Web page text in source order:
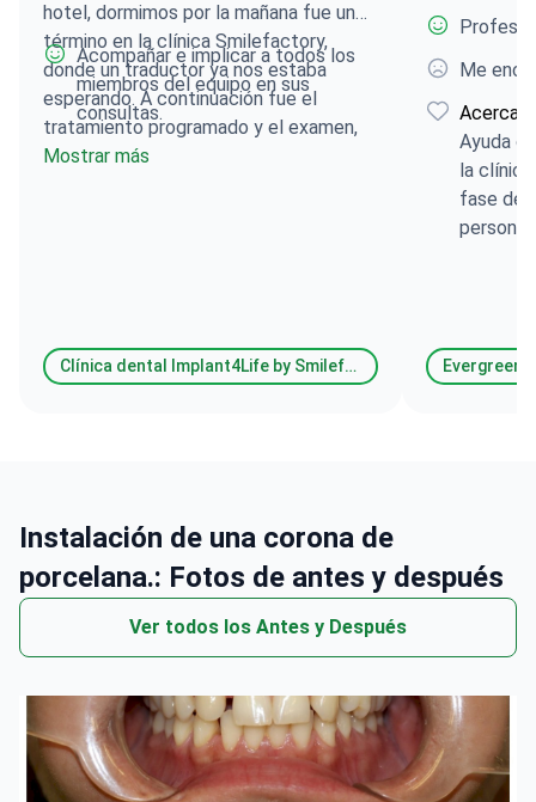
término en la clínica Smilefactory,
donde un traductor ya nos estaba
esperando. A continuación fue el
tratamiento programado y el examen,
que se acordó de antemano con el
médico. Todo está al más alto nivel,
Acompañar e implicar a todos los
miembros del equipo en sus
consultas.
Mostrar más
Ayuda
la clínica
fase de
porcelana.: Fotos de antes y después
Ver todos los Antes y Después